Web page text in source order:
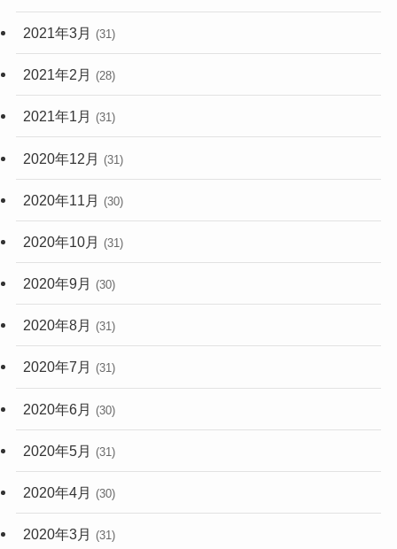
2021年3月 (31)
2021年2月 (28)
2021年1月 (31)
2020年12月 (31)
2020年11月 (30)
2020年10月 (31)
2020年9月 (30)
2020年8月 (31)
2020年7月 (31)
2020年6月 (30)
2020年5月 (31)
2020年4月 (30)
2020年3月 (31)